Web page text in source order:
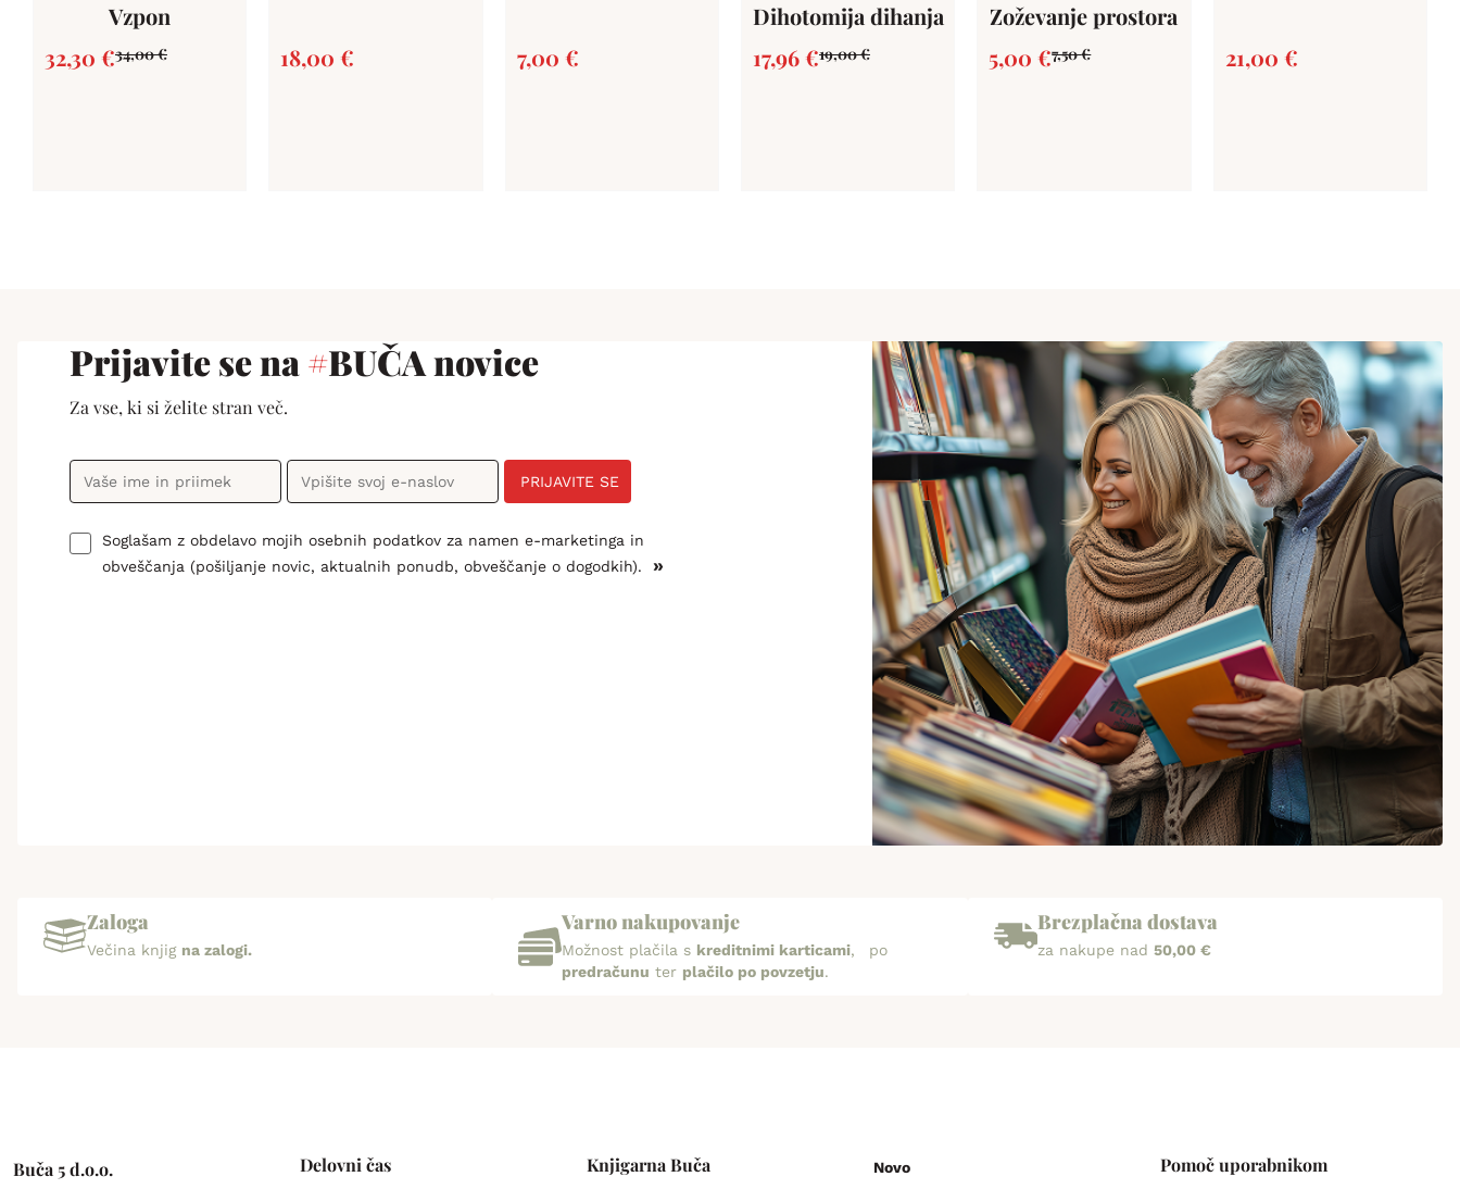
Vzpon
34,00€
32,30 € 18,00€ 7,00 €
Dihotomija dihanja
19,00€
17,96€
Zoževanje prostora
7,50€
5,00€ 21,00 €
Prijavite se na#BUČA novice
Za vse, ki si želite stran več.
Soglašam z obdelavo mojih osebnih podatkov za namen e-marketinga in
obveščanja (pošiljanje novic, aktualnih ponudb, obveščanje o dogodkih).
»
PRIJAVITE SE
Zaloga
Večina knjig na zalogi.
Varno nakupovanje
Možnost plačila s kreditnimi karticami, po
predračunu ter plačilo po povzetju.
Brezplačna dostava
za nakupe nad 50,00 €
Buča 5 d.o.o. Delovni čas Knjigarna Buča Novo Pomoč uporabnikom